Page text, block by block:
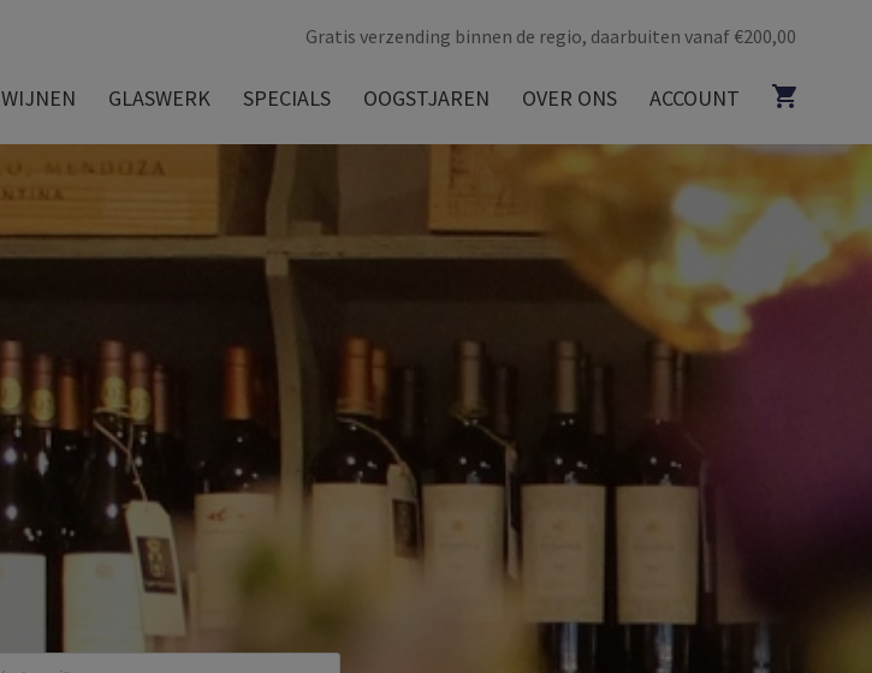
Gratis verzending binnen de regio, daarbuiten vanaf €200,00
WIJNEN GLASWERK SPECIALS OOGSTJAREN OVER ONS ACCOUNT